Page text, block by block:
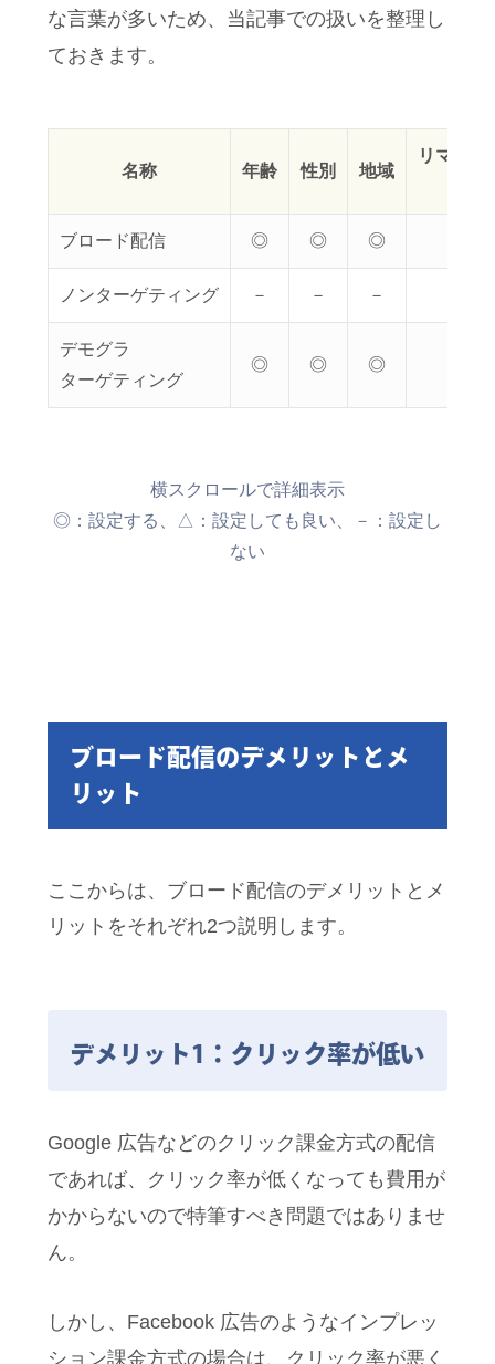
な言葉が多いため、当記事での扱いを整理し
ておきます。
名称 年齢 性別 地域
リマーケ
ブロード配信 ◎ ◎ ◎
ノンターゲティング － － －
デモグラ
ターゲティング
◎ ◎ ◎
横スクロールで詳細表示
◎：設定する、△：設定しても良い、－：設定し
ない
ブロード配信のデメリットとメ
リット
ここからは、ブロード配信のデメリットとメ
リットをそれぞれ2つ説明します。
デメリット1：クリック率が低い
Google 広告などのクリック課金方式の配信
であれば、クリック率が低くなっても費用が
かからないので特筆すべき問題ではありませ
ん。
しかし、Facebook 広告のようなインプレッ
ション課金方式の場合は、クリック率が悪く